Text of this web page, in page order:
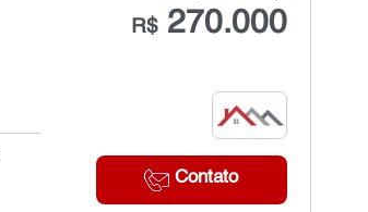
R$270.000
Contato